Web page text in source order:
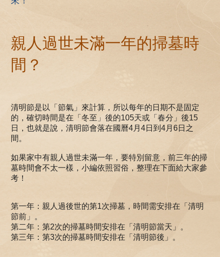
親人過世未滿一年的掃墓時
間？
清明節是以「節氣」來計算，所以每年的日期不是固定
的，確切時間是在「冬至」後的105天或「春分」後15
日，也就是說，清明節會落在國曆4月4日到4月6日之
間。
如果家中有親人過世未滿一年，要特別留意，前三年的掃
墓時間會不太一樣，小編依照習俗，整理在下面給大家參
考！
第一年：親人過後世的第1次掃墓，時間需安排在「清明
節前」。
第二年：第2次的掃墓時間安排在「清明節當天」。
第三年：第3次的掃墓時間安排在「清明節後」。